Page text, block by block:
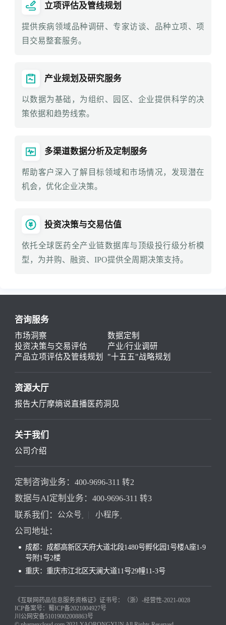
立项评估及管线规划
提供疾病领域品种调研、专家访谈、品种立项、项
目交易整套服务。
产业规划及研究服务
以数据为基础，为组织、园区、企业提供科学的决
策依据和趋势线索。
多渠道数据分析及定制服务
帮助客户深入了解目标领域和市场情况，发现潜在
机会，优化企业决策。
投资决策与交易估值
依托全球医药全产业链数据库与顶级投行级分析模
型，为并购、融资、IPO提供全周期决策支持。
咨询服务
市场洞察
数据定制
投资决策与交易评估
产业/行业调研
产品立项评估及管线规划
"十五五"战略规划
资源大厅
报告大厅摩熵说直播 医药洞见
关于我们
公司介绍
定制咨询业务： 400-9696-311 转2
数据与AI定制业务： 400-9696-311 转3
联系我们： 公众号 小程序
公司地址：
成都：成都高新区天府大道北段1480号孵化园1号楼A座1-9
号附1号2楼
重庆：重庆市江北区天澜大道11号29幢11-3号
《互联网药品信息服务资格证》证书号：（浙）-经营性-2021-0028
ICP备案号：蜀ICP备2021004927号
川公网安备51019002008863号